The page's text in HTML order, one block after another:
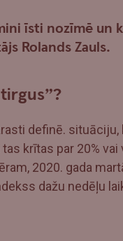
īsti nozīmē un
Rolands Zauls.
definē.
krītas par 20%
2020. gada
dažu nedēļu